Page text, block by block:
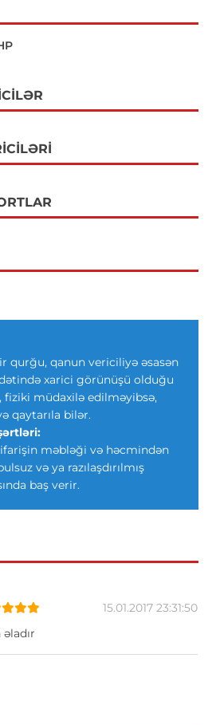
qurğu, qanun vericiliyə əsasən
xarici görünüşü olduğu
fiziki müdaxilə edilməyibsə,
qaytarıla bilər.
məbləği və həcmindən
və ya razılaşdırılmış
baş verir.
15.01.2017 23:31:50